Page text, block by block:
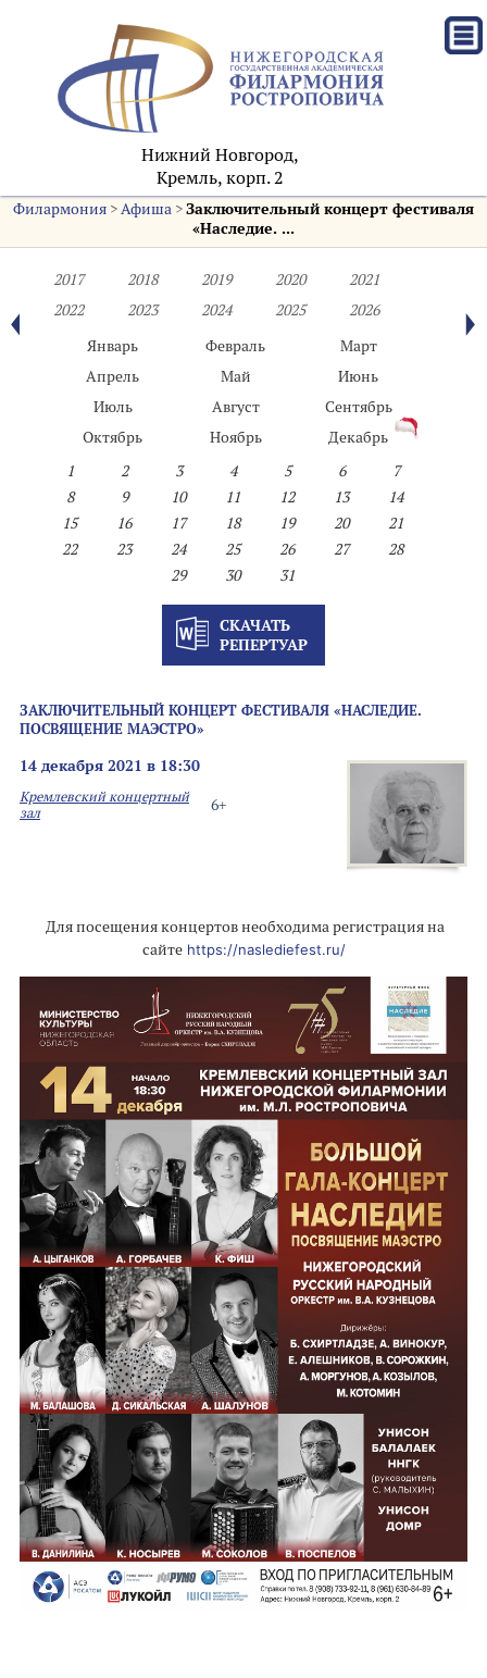
Нижний Новгород,
Кремль, корп. 2
Филармония>Афиша>Заключительный концерт фестиваля
«Наследие. ...
2017 2018 2019 2020
2021
2022
2023 2024 2025
2026
Январь
Февраль
Март
Апрель
Май
Июнь
Июль
Август
Сентябрь
Октябрь
Ноябрь
Декабрь
1
2 3 4 5 6
7
8
9 10 11 12 13
14
15
16 17 18 19 20
21
22
23 24 25 26 27
28
29
30 31
СКАЧАТЬ
РЕПЕРТУАР
ЗАКЛЮЧИТЕЛЬНЫЙ КОНЦЕРТ ФЕСТИВАЛЯ «НАСЛЕДИЕ.
ПОСВЯЩЕНИЕ МАЭСТРО»
14 декабря 2021 в 18:30
6+
Кремлевский концертный
зал
Для посещения концертов необходима регистрация на
сайте https://naslediefest.ru/